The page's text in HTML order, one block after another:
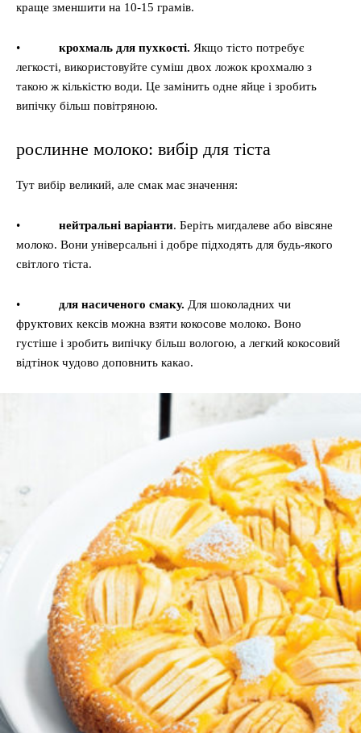
краще зменшити на 10-15 грамів.
• крохмаль для пухкості. Якщо тісто потребує
легкості, використовуйте суміш двох ложок крохмалю з
такою ж кількістю води. Це замінить одне яйце і зробить
випічку більш повітряною.
рослинне молоко: вибір для тіста
Тут вибір великий, але смак має значення:
• нейтральні варіанти. Беріть мигдалеве або вівсяне
молоко. Вони універсальні і добре підходять для будь-якого
світлого тіста.
• для насиченого смаку. Для шоколадних чи
фруктових кексів можна взяти кокосове молоко. Воно
густіше і зробить випічку більш вологою, а легкий кокосовий
відтінок чудово доповнить какао.